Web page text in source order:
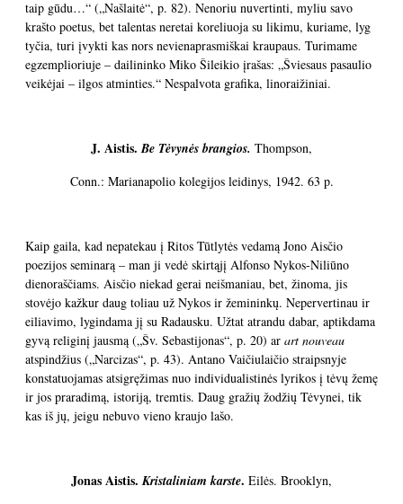
taip gūdu…“ („Našlaitė“, p. 82). Nenoriu nuvertinti, myliu savo
krašto poetus, bet talentas neretai koreliuoja su likimu, kuriame, lyg
tyčia, turi įvykti kas nors nevienaprasmiškai kraupaus. Turimame
egzemplioriuje – dailininko Miko Šileikio įrašas: „Šviesaus pasaulio
veikėjai – ilgos atminties.“ Nespalvota grafika, linoraižiniai.
J. Aistis.Be Tėvynės brangios. Thompson,
Conn.: Marianapolio kolegijos leidinys, 1942. 63 p.
Kaip gaila, kad nepatekau į Ritos Tūtlytės vedamą Jono Aisčio
poezijos seminarą – man ji vedė skirtąjį Alfonso Nykos-Niliūno
dienoraščiams. Aisčio niekad gerai neišmaniau, bet, žinoma, jis
stovėjo kažkur daug toliau už Nykos ir žemininkų. Nepervertinau ir
eiliavimo, lygindama jį su Radausku. Užtat atrandu dabar, aptikdama
gyvą religinį jausmą („Šv. Sebastijonas“, p. 20) ar art nouveau
atspindžius („Narcizas“, p. 43). Antano Vaičiulaičio straipsnyje
konstatuojamas atsigręžimas nuo individualistinės lyrikos į tėvų žemę
ir jos praradimą, istoriją, tremtis. Daug gražių žodžių Tėvynei, tik
kas iš jų, jeigu nebuvo vieno kraujo lašo.
Jonas Aistis.Kristaliniam karste. Eilės. Brooklyn,